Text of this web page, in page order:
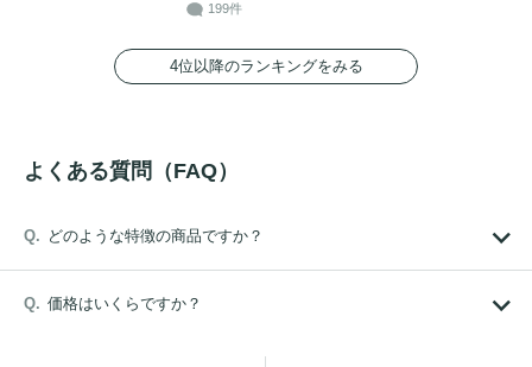
199件
4位以降のランキングをみる
よくある質問（FAQ）
どのような特徴の商品ですか？
価格はいくらですか？